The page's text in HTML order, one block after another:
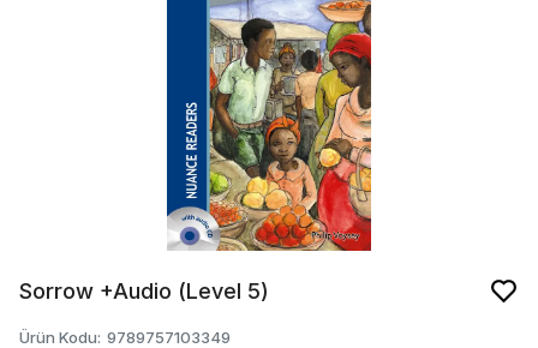
Sorrow +Audio (Level 5)
Ürün Kodu: 9789757103349